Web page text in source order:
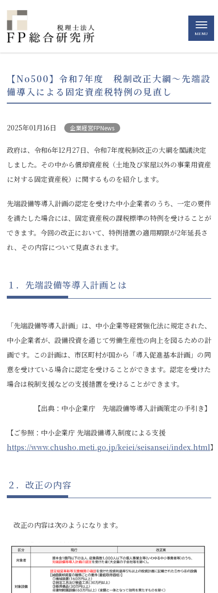
MENU
【No500】令和7年度 税制改正大綱～先端設
備導入による固定資産税特例の見直し
2025年01月16日 企業経営FPNews
政府は、令和6年12月27日、令和7年度税制改正の大綱を閣議決定
しました。その中から償却資産税（土地及び家屋以外の事業用資産
に対する固定資産税）に関するものを紹介します。
先端設備等導入計画の認定を受けた中小企業者のうち、一定の要件
を満たした場合には、固定資産税の課税標準の特例を受けることが
できます。今回の改正において、特例措置の適用期限が2年延長さ
れ、その内容について見直されます。
１．先端設備等導入計画とは
「先端設備等導入計画」は、中小企業等経営強化法に規定された、
中小企業者が、設備投資を通じて労働生産性の向上を図るための計
画です。この計画は、市区町村が国から「導入促進基本計画」の同
意を受けている場合に認定を受けることができます。認定を受けた
場合は税制支援などの支援措置を受けることができます。
【出典：中小企業庁 先端設備等導入計画策定の手引き】
【ご参照：中小企業庁 先端設備導入制度による支援
https://www.chusho.meti.go.jp/keiei/seisansei/index.html】
２．改正の内容
改正の内容は次のようになります。